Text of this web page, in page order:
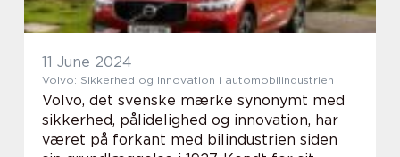
11 June 2024
Volvo: Sikkerhed og Innovation i automobilindustrien
Volvo, det svenske mærke synonymt med
sikkerhed, pålidelighed og innovation, har
været på forkant med bilindustrien siden